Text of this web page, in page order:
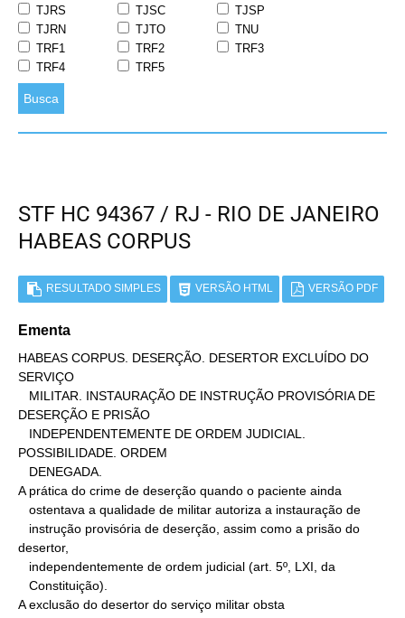
TJRS
TJSC
TJSP
TJRN
TJTO
TNU
TRF1
TRF2
TRF3
TRF4
TRF5
Busca
STF HC 94367 / RJ - RIO DE JANEIRO
HABEAS CORPUS
RESULTADO SIMPLES VERSÃO HTML VERSÃO PDF
Ementa
HABEAS CORPUS. DESERÇÃO. DESERTOR EXCLUÍDO DO
SERVIÇO
DESERÇÃO E PRISÃO
POSSIBILIDADE. ORDEM
A prática do crime de deserção quando o paciente ainda
desertor,
A exclusão do desertor do serviço militar obsta